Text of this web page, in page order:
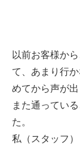
以前お客様か
て、あまり行
めてから声が
また通ってい
た。
私（スタッフ